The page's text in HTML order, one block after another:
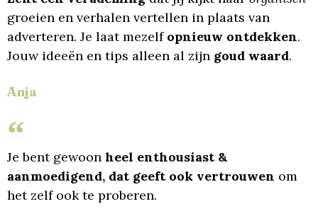
groeien en verhalen vertellen in plaats van
adverteren. Je laat mezelf opnieuw ontdekken.
Jouw ideeën en tips alleen al zijn goud waard.
Anja
Je bent gewoon heel enthousiast &
aanmoedigend, dat geeft ook vertrouwen om
het zelf ook te proberen.